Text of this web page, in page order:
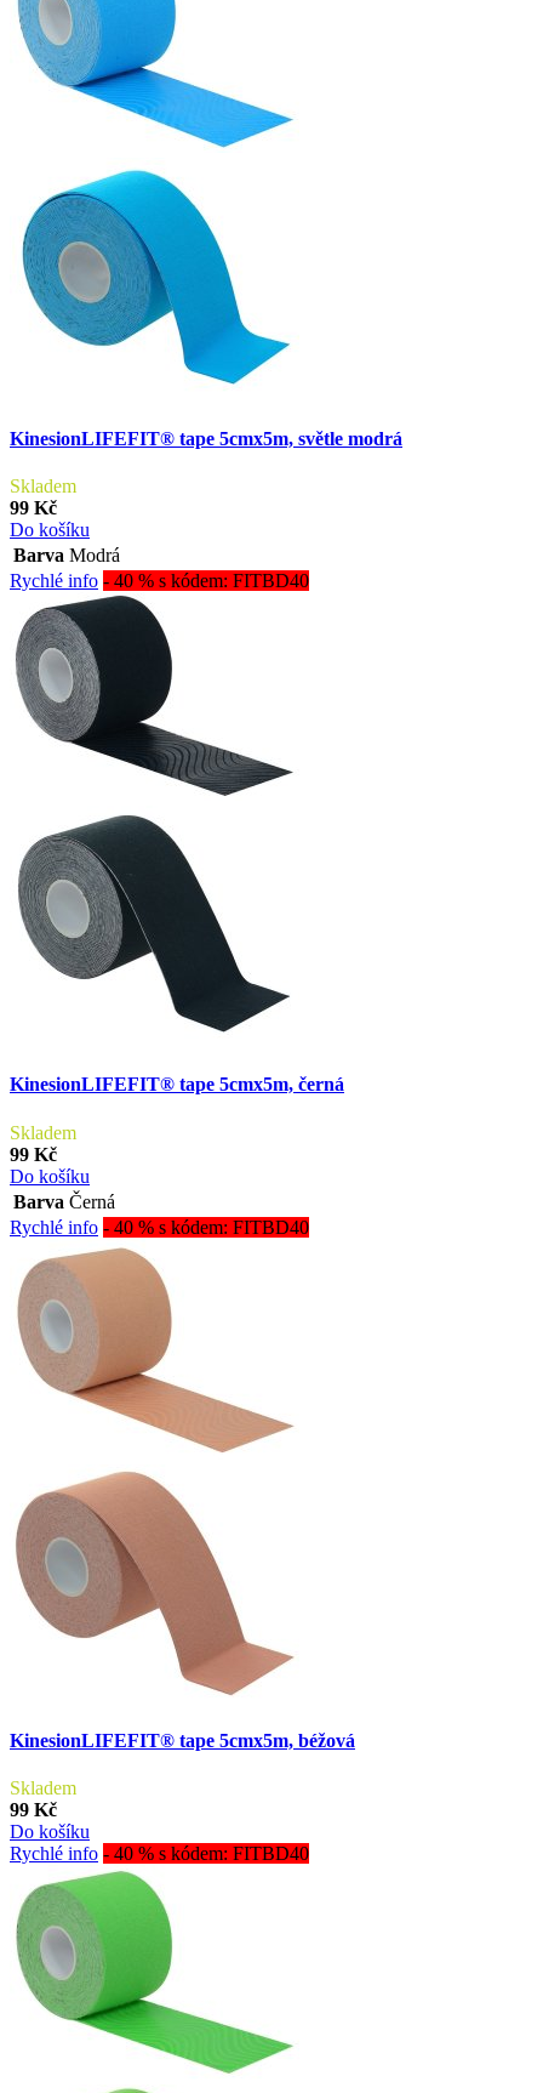
KinesionLIFEFIT® tape 5cmx5m, světle modrá
Skladem
99 Kč
Do košíku
Barva Modrá
Rychlé info - 40 % s kódem: FITBD40
KinesionLIFEFIT® tape 5cmx5m, černá
Skladem
99 Kč
Do košíku
Barva Černá
Rychlé info - 40 % s kódem: FITBD40
KinesionLIFEFIT® tape 5cmx5m, béžová
Skladem
99 Kč
Do košíku
Rychlé info - 40 % s kódem: FITBD40